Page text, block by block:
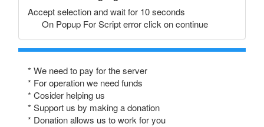
Accept selection and wait for 10 seconds
On Popup For Script error click on continue
* We need to pay for the server
* For operation we need funds
* Cosider helping us
* Support us by making a donation
* Donation allows us to work for you